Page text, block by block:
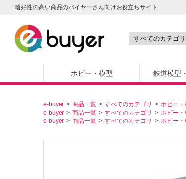
嗜好性の高い商品のバイヤーさん向けお役立ちサイト
ホビー・模型 鉄道模型
e-buyer 商品一覧 すべてのカテゴリ
ホビー・
e-buyer
商品一覧 すべてのカテゴリ ホビー・
e-buyer
商品一覧 すべてのカテゴリ ホビー・